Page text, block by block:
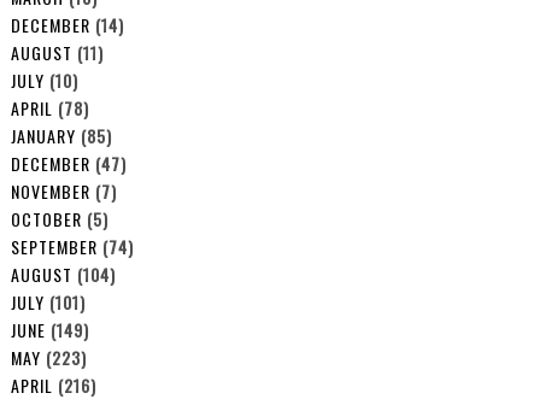
DECEMBER (14)
AUGUST (11)
JULY (10)
APRIL (78)
JANUARY (85)
DECEMBER (47)
NOVEMBER (7)
OCTOBER (5)
SEPTEMBER (74)
AUGUST (104)
JULY (101)
JUNE (149)
MAY (223)
APRIL (216)